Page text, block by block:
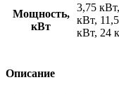
Мощность,
кВт
3,75
кВт,
кВт, 24
Описание